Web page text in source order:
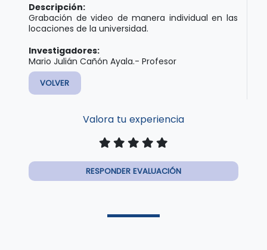
Descripción:
Grabación de video de manera individual en las
locaciones de la universidad.
Investigadores:
Mario Julián Cañón Ayala.- Profesor
VOLVER
Valora tu experiencia
RESPONDER EVALUACIÓN